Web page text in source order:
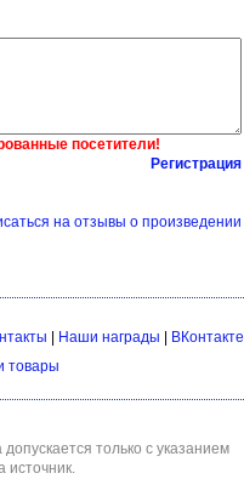
посетители!
Регистрация
на отзывы о произведении
Наши награды
ВКонтакте
товары
только с указанием
источник.